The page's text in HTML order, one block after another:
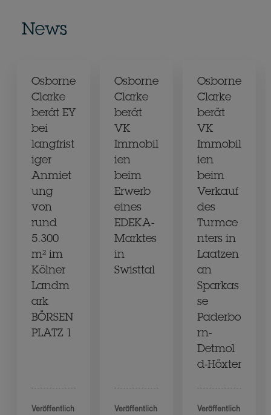
News
Osborne
Clarke
berät EY
bei
langfrist
iger
Anmiet
ung
von
rund
5.300
m² im
Kölner
Landm
ark
BÖRSEN
PLATZ 1
Veröffentlich
Osborne
Clarke
berät
VK
Immobil
ien
beim
Erwerb
eines
EDEKA-
Marktes
in
Swisttal
Veröffentlich
Osborne
Clarke
berät
VK
Immobil
ien
beim
Verkauf
des
Turmce
nters in
Laatzen
an
Sparkas
se
Paderbo
rn-
Detmol
d-Höxter
Veröffentlich